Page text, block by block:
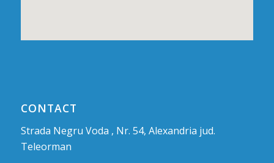
CONTACT
Strada Negru Voda , Nr. 54, Alexandria jud.
Teleorman